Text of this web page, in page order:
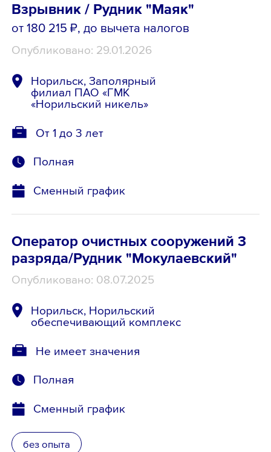
Взрывник / Рудник "Маяк"
от 180 215 ₽, до вычета налогов
Опубликовано: 29.01.2026
Норильск, Заполярный
филиал ПАО «ГМК
«Норильский никель»
От 1 до 3 лет
Полная
Сменный график
Оператор очистных сооружений 3
разряда/Рудник "Мокулаевский"
Опубликовано: 08.07.2025
Норильск, Норильский
обеспечивающий комплекс
Не имеет значения
Полная
Сменный график
без опыта